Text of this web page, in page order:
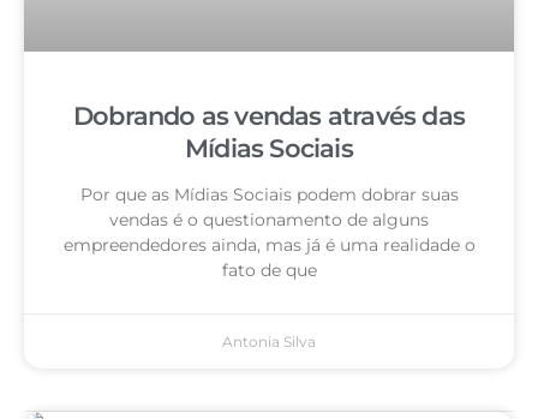
Dobrando as vendas através das
Mídias Sociais
Por que as Mídias Sociais podem dobrar suas
vendas é o questionamento de alguns
empreendedores ainda, mas já é uma realidade o
fato de que
Antonia Silva